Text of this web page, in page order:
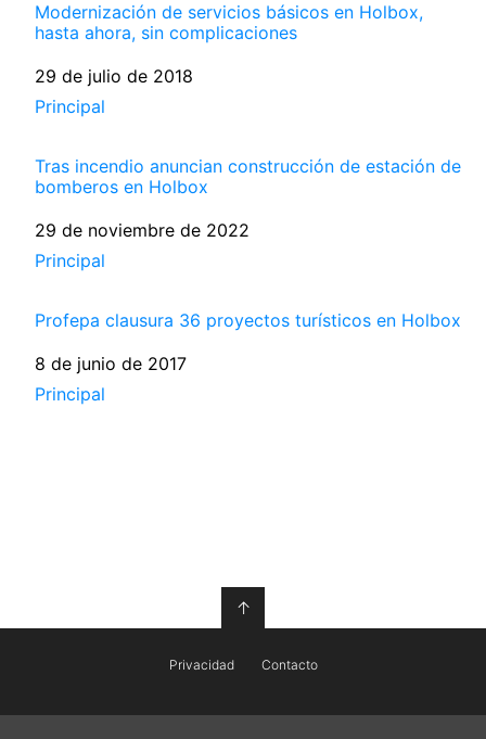
Modernización de servicios básicos en Holbox,
hasta ahora, sin complicaciones
Fecha
29 de julio de 2018
Respecto a
Principal
Tras incendio anuncian construcción de estación de
bomberos en Holbox
Fecha
29 de noviembre de 2022
Respecto a
Principal
Profepa clausura 36 proyectos turísticos en Holbox
Fecha
8 de junio de 2017
Respecto a
Principal
↑
Privacidad Contacto